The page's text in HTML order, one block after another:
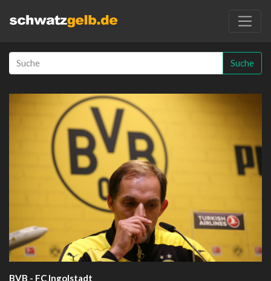
Suche
BVB - FC Ingolstadt